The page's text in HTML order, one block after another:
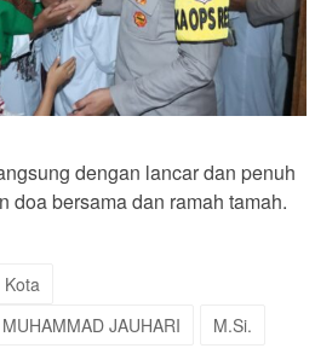
dengan lancar dan penuh
doa bersama dan ramah tamah.
JAUHARI
M.Si.